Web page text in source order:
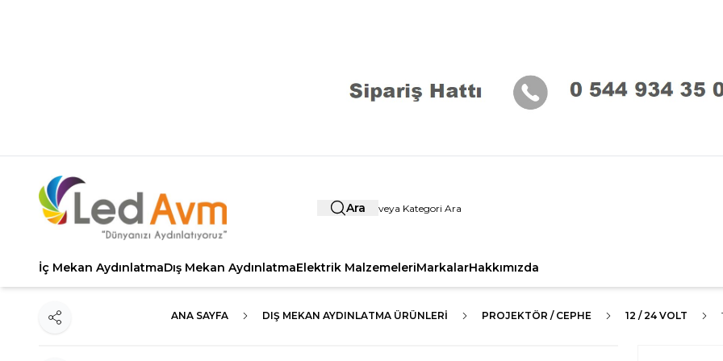
Ara
İç Mekan AydınlatmaDış Mekan AydınlatmaElektrik MalzemeleriMarkalarHakkımızda
ANA SAYFA DIŞ MEKAN AYDINLATMA ÜRÜNLERI PROJEKTÖR / CEPHE 12 / 24 VOLT
Paylaş